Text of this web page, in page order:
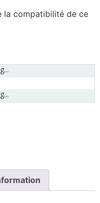
la compatibilité de ce